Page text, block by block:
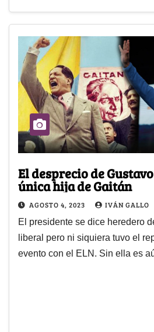
El desprecio de
única hija de Gaitán
AGOSTO 4, 2023 IVÁN GALLO
El presidente se dice heredero
liberal pero ni siquiera tuvo el
evento con el ELN. Sin ella es